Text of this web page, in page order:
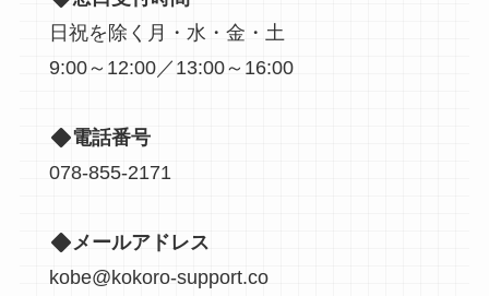
日祝を除く月・水・金・土
9:00～12:00／13:00～16:00
電話番号
078-855-2171
メールアドレス
kobe@kokoro-support.co